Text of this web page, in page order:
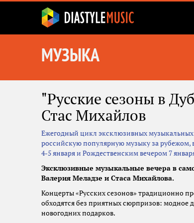
МУЗЫКА
"Русские сезоны в
Стас Михайлов
Ежегодный цикл эксклюзивных
российскую популярную музыку за рубежом,
4-5 января и Рождественским вечером 7
Эксклюзивные музыкальные вечера в
Валерия Меладзе и Стаса Михайлова.
Концерты «Русских сезонов» традиционно
обходятся без приятных сюрпризов:
новогодних подарков.